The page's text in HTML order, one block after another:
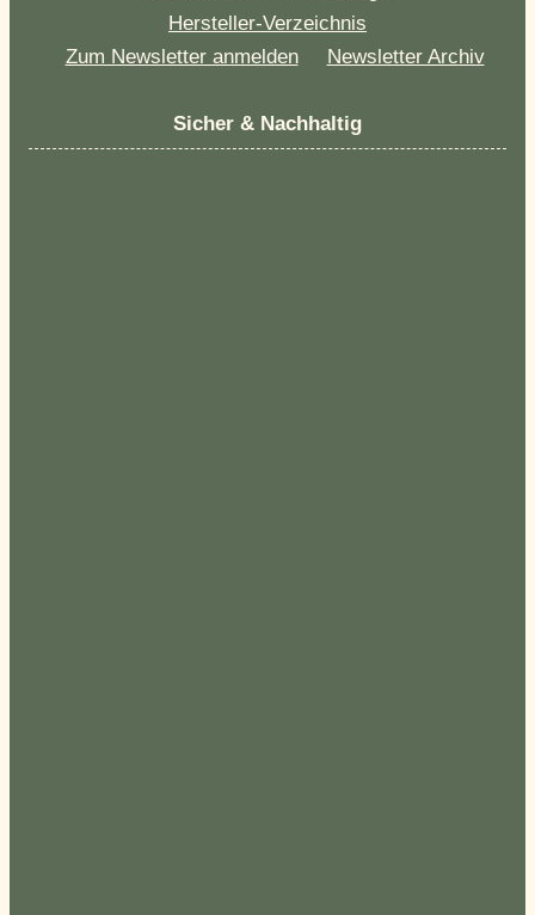
Hersteller-Verzeichnis
Zum Newsletter anmelden
Newsletter Archiv
Sicher & Nachhaltig